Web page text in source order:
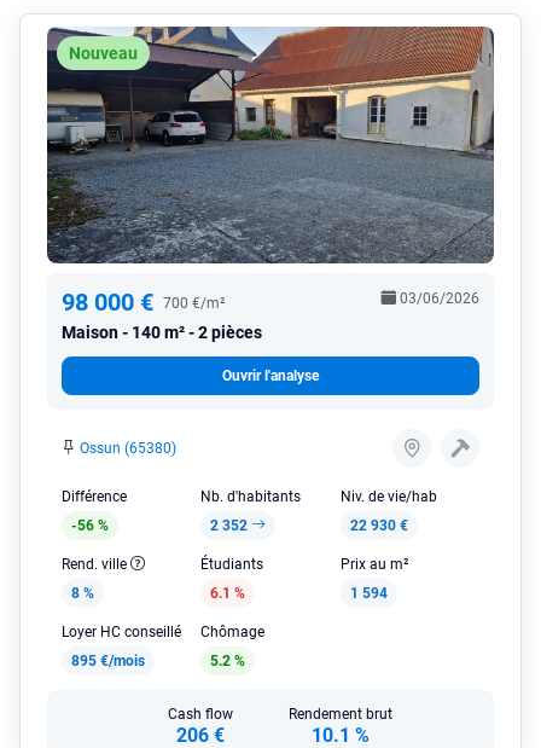
Nouveau
98 000 € 700 €/m²
Maison 140 m² - 2 pièces
03/06/2026
Ouvrir l'analyse
Ossun (65380)
Différence
-56 %
Nb. d'habitants
2 352
Niv. de vie/hab
22 930 €
Rend. ville
8 %
Étudiants
6.1 %
Prix au m²
1 594
Loyer HC conseillé
895 €/mois
Chômage
5.2 %
Cash flow
206 €
Rendement brut
10.1 %